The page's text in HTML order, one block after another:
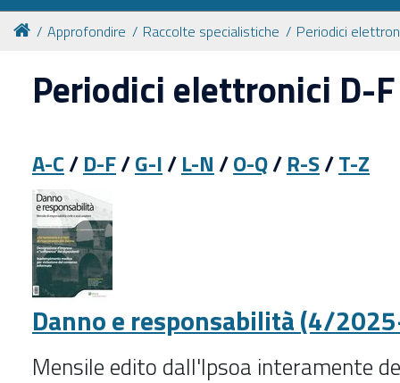
Collezioni
Per approfondire
Prenotazione spazi
Approfondire Raccolte specialistiche Periodici
Periodici elettronici D-F
A-C/D-F/G-I/L-N /O-Q/R-S/T-Z
Danno e responsabilità (4/
Mensile edito dall'Ipsoa interamente